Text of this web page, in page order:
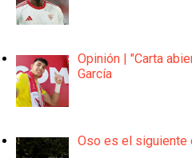
Opinión | "Carta
García
Oso es el siguiente